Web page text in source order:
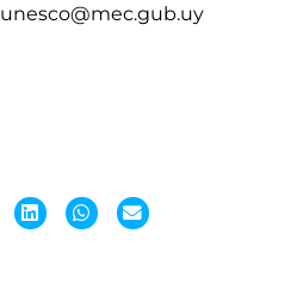
unesco@mec.gub.uy